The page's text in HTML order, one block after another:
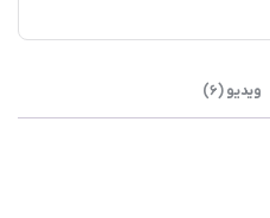
ویدیو (6)